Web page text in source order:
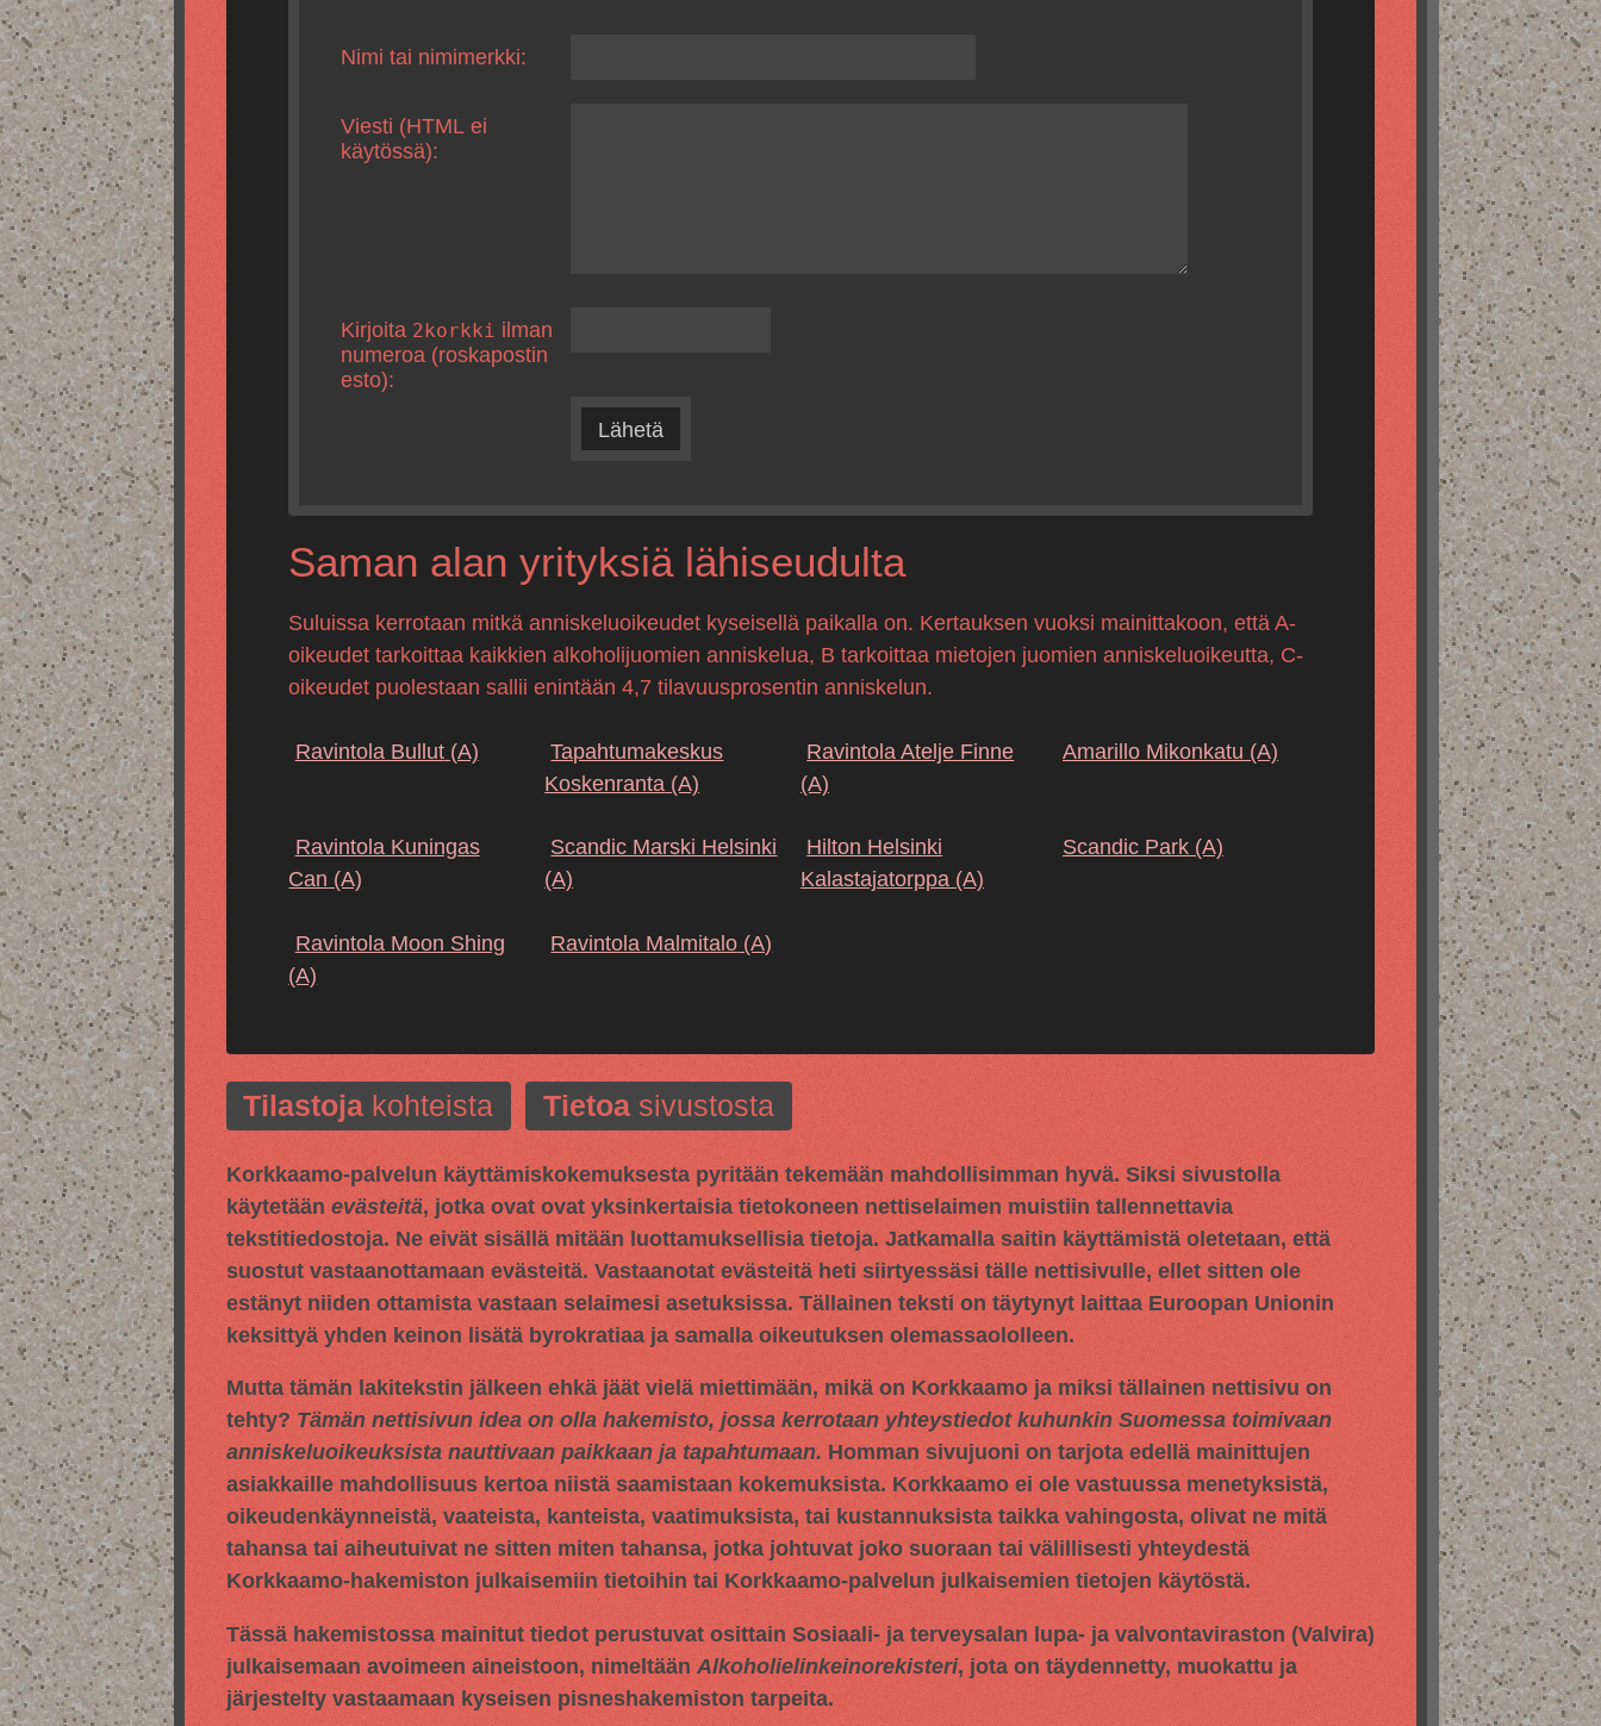
Nimi tai nimimerkki:
Viesti (HTML ei
käytössä):
Kirjoita 2korkki ilman
numeroa (roskapostin
esto):
Lähetä
Saman alan yrityksiä lähiseudulta
Suluissa kerrotaan mitkä anniskeluoikeudet kyseisellä paikalla on. Kertauksen vuoksi mainittakoon, että A-
oikeudet tarkoittaa kaikkien alkoholijuomien anniskelua, B tarkoittaa mietojen juomien anniskeluoikeutta, C-
oikeudet puolestaan sallii enintään 4,7 tilavuusprosentin anniskelun.
Ravintola Bullut(A)
Tapahtumakeskus
Koskenranta (A)
Ravintola Atelje Finne
(A)
Amarillo Mikonkatu (A)
Ravintola Kuningas
Can (A)
Scandic Marski Helsinki
(A)
Hilton Helsinki
Kalastajatorppa(A)
Scandic Park (A)
Ravintola Moon Shing
(A)
Ravintola Malmitalo (A)
Tilastoja kohteista Tietoa sivustosta
Korkkaamo-palvelun käyttämiskokemuksesta pyritään tekemään mahdollisimman hyvä. Siksi sivustolla
käytetään evästeitä, jotka ovat ovat yksinkertaisia tietokoneen nettiselaimen muistiin tallennettavia
tekstitiedostoja. Ne eivät sisällä mitään luottamuksellisia tietoja. Jatkamalla saitin käyttämistä oletetaan, että
suostut vastaanottamaan evästeitä. Vastaanotat evästeitä heti siirtyessäsi tälle nettisivulle, ellet sitten ole
estänyt niiden ottamista vastaan selaimesi asetuksissa. Tällainen teksti on täytynyt laittaa Euroopan Unionin
keksittyä yhden keinon lisätä byrokratiaa ja samalla oikeutuksen olemassaololleen.
Mutta tämän lakitekstin jälkeen ehkä jäät vielä miettimään, mikä on Korkkaamo ja miksi tällainen nettisivu on
tehty? Tämän nettisivun idea on olla hakemisto, jossa kerrotaan yhteystiedot kuhunkin Suomessa toimivaan
anniskeluoikeuksista nauttivaan paikkaan ja tapahtumaan. Homman sivujuoni on tarjota edellä mainittujen
asiakkaille mahdollisuus kertoa niistä saamistaan kokemuksista. Korkkaamo ei ole vastuussa menetyksistä,
oikeudenkäynneistä, vaateista, kanteista, vaatimuksista, tai kustannuksista taikka vahingosta, olivat ne mitä
tahansa tai aiheutuivat ne sitten miten tahansa, jotka johtuvat joko suoraan tai välillisesti yhteydestä
Korkkaamo-hakemiston julkaisemiin tietoihin tai Korkkaamo-palvelun julkaisemien tietojen käytöstä.
Tässä hakemistossa mainitut tiedot perustuvat osittain Sosiaali- ja terveysalan lupa- ja valvontaviraston (Valvira)
julkaisemaan avoimeen aineistoon, nimeltään Alkoholielinkeinorekisteri, jota on täydennetty, muokattu ja
järjestelty vastaamaan kyseisen pisneshakemiston tarpeita.